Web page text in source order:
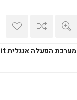
מערכת הפעלה אנגלית Windows 11 Home Edition 64Bit